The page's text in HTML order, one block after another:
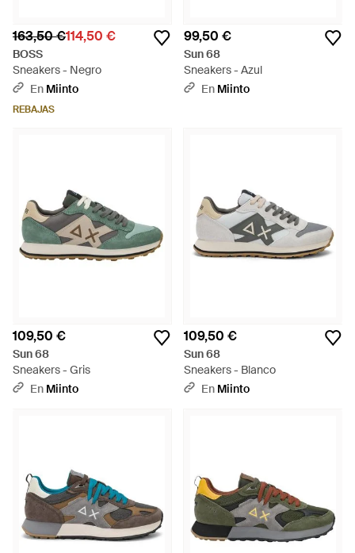
163,50 €114,50 €
BOSS
Sneakers - Negro
En Miinto
REBAJAS
99,50 €
Sun 68
Sneakers - Azul
En Miinto
109,50 €
Sun 68
Sneakers - Gris
En Miinto
109,50 €
Sun 68
Sneakers - Blanco
En Miinto